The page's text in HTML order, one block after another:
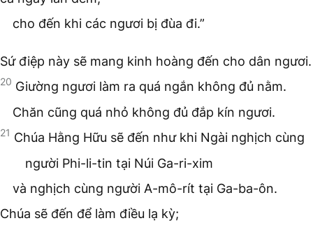
cho đến khi các ngươi bị đùa đi.”
Sứ điệp này sẽ mang kinh hoàng đến cho dân ngươi.
20 Giường ngươi làm ra quá ngắn không đủ nằm.
Chăn cũng quá nhỏ không đủ đắp kín ngươi.
21 Chúa Hằng Hữu sẽ đến như khi Ngài nghịch cùng
người Phi-li-tin tại Núi Ga-ri-xim
và nghịch cùng người A-mô-rít tại Ga-ba-ôn.
Chúa sẽ đến để làm điều lạ kỳ;